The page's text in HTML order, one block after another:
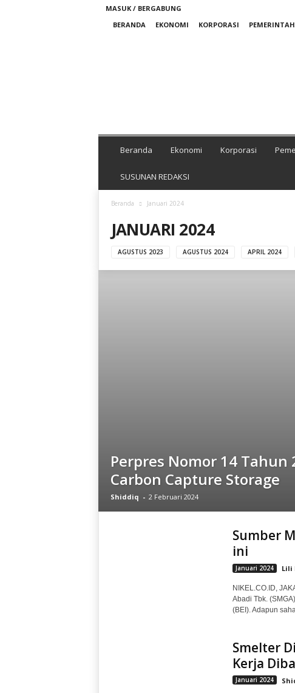
MASUK / BERGABUNG
BERANDA
EKONOMI KORPORASI
i
Beranda Ekonomi Korporasi
SUSUNAN REDAKSI
Beranda Januari 2024
JANUARI 2024
AGUSTUS 2023 AGUSTUS 2024 APRIL 2024
Perpres Nomor 14 Tahun
Carbon Capture Storage
Shiddiq - 2 Februari 2024
Sumber
ini
Januari 2024 Lili
NIKEL.CO.ID,
Abadi Tbk.
(BEI). Adapun
Smelter
Kerja
Januari 2024